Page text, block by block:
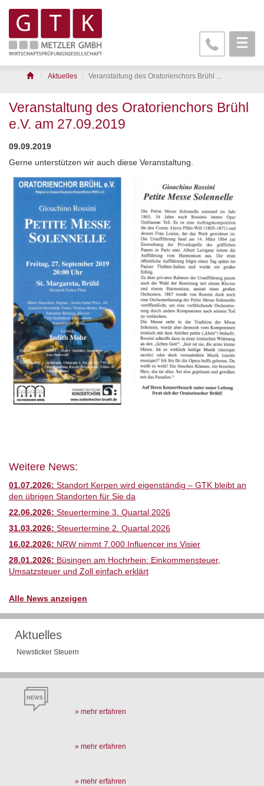
Aktuelles Veranstaltung des Oratorienchors Brühl ...
Veranstaltung des Oratorienchors Brühl
e.V. am 27.09.2019
09.09.2019
Gerne unterstützen wir auch diese Veranstaltung.
Weitere News:
01.07.2026: Standort Kerpen wird eigenständig – GTK bleibt an
den übrigen Standorten für Sie da
22.06.2026: Steuertermine 3. Quartal 2026
31.03.2026: Steuertermine 2. Quartal 2026
16.02.2026: NRW nimmt 7.000 Influencer ins Visier
28.01.2026: Büsingen am Hochrhein: Einkommensteuer,
Umsatzsteuer und Zoll einfach erklärt
Alle News anzeigen
Aktuelles
Newsticker Steuern
» mehr erfahren
» mehr erfahren
» mehr erfahren